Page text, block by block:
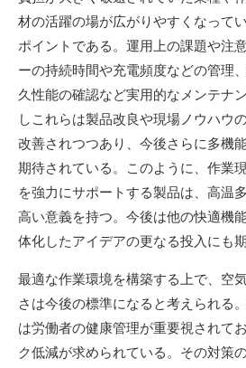
材の活躍の場が広がりやすくなって
ポイントである。運用上の課題や注
ーの持続時間や充電頻度などの管理
久性能の確認など実用的なメンテナ
しこれらは製品改良や現場ノウハウ
改善されつつあり、今後さらに多機
期待されている。このように、作業
を強力にサポートする製品は、高温
高い意義を持つ。今後は他の快適機
体化したアイデアの更なる投入にも
最適な作業環境を構築する上で、空
さは今後の標準になると考えられる
は労働者の健康管理が重要視されて
ク低減が求められている。その対策